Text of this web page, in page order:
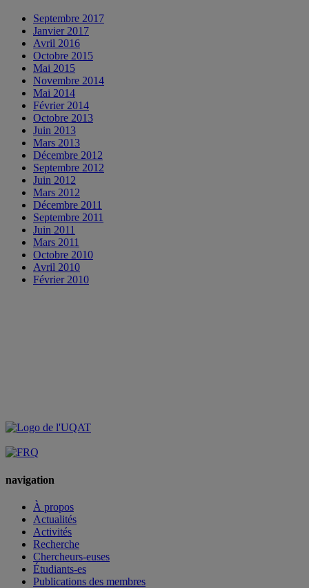
Septembre 2017
Janvier 2017
Avril 2016
Octobre 2015
Mai 2015
Novembre 2014
Mai 2014
Février 2014
Octobre 2013
Juin 2013
Mars 2013
Décembre 2012
Septembre 2012
Juin 2012
Mars 2012
Décembre 2011
Septembre 2011
Juin 2011
Mars 2011
Octobre 2010
Avril 2010
Février 2010
navigation
À propos
Actualités
Activités
Recherche
Chercheurs-euses
Étudiants-es
Publications des membres